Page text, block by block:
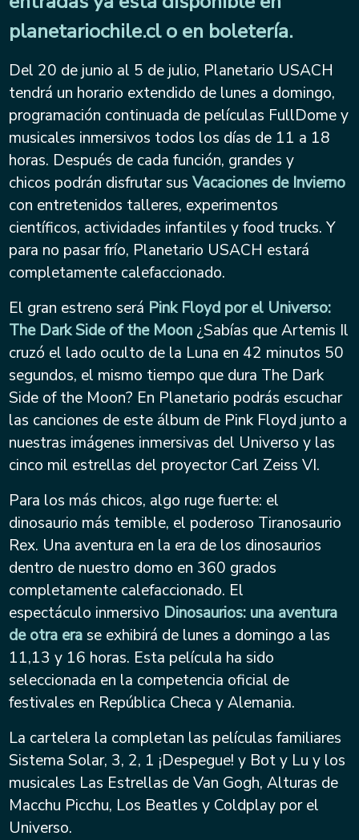
planetariochile.clo en boletería.
Del 20 de junio al 5 de julio, Planetario USACH
tendrá un horario extendido de lunes a domingo,
programación continuada de películas FullDome y
musicales inmersivos todos los días de 11 a 18
horas. Después de cada función, grandes y
chicos podrán disfrutar susVacaciones de Invierno
con entretenidos talleres, experimentos
científicos, actividades infantiles y food trucks. Y
para no pasar frío, Planetario USACH estará
completamente calefaccionado.
El gran estreno será Pink Floyd por el Universo:
The Dark Side of the Moon ¿Sabías que Artemis Il
cruzó el lado oculto de la Luna en 42 minutos 50
segundos, el mismo tiempo que dura The Dark
Side of the Moon? En Planetario podrás escuchar
las canciones de este álbum de Pink Floyd junto a
nuestras imágenes inmersivas del Universo y las
cinco mil estrellas del proyector Carl Zeiss VI.
Para los más chicos, algo ruge fuerte: el
dinosaurio más temible, el poderoso Tiranosaurio
Rex. Una aventura en la era de los dinosaurios
dentro de nuestro domo en 360 grados
completamente calefaccionado. El
espectáculo inmersivo Dinosaurios: una aventura
de otra erase exhibirá de lunes a domingo a las
11,13 y 16 horas. Esta película ha sido
seleccionada en la competencia oficial de
festivales en República Checa y Alemania.
La cartelera la completan las películas familiares
Sistema Solar, 3, 2, 1 ¡Despegue! y Bot y Lu y los
musicales Las Estrellas de Van Gogh, Alturas de
Macchu Picchu, Los Beatles y Coldplay por el
Universo.